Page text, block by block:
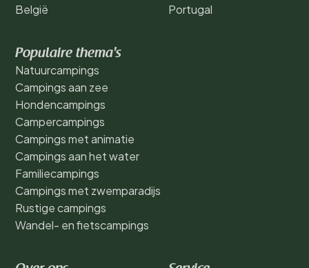
België
Portugal
Populaire thema's
Natuurcampings
Campings aan zee
Hondencampings
Campercampings
Campings met animatie
Campings aan het water
Familiecampings
Campings met zwemparadijs
Rustige campings
Wandel- en fietscampings